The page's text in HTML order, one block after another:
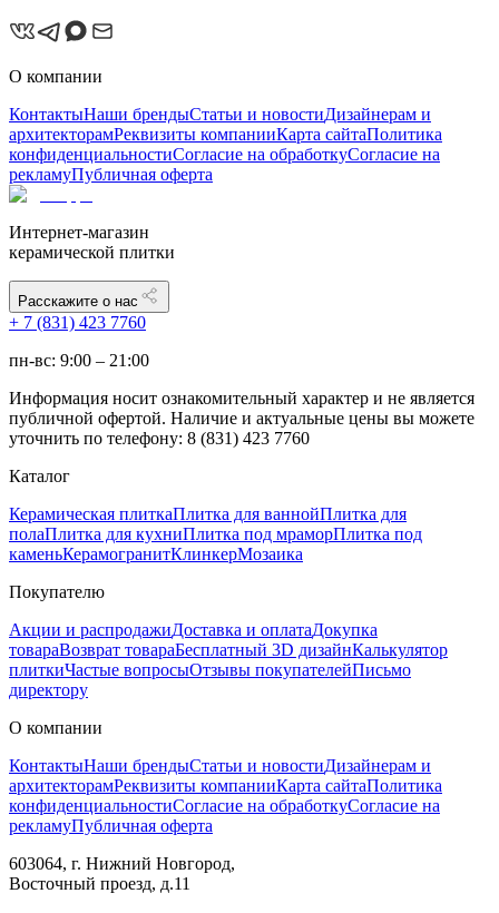
О компании
КонтактыНаши брендыСтатьи и новостиДизайнерам и
архитекторамРеквизиты компанииКарта сайтаПолитика
конфиденциальностиСогласие на обработкуСогласие на
рекламуПубличная оферта
Интернет-магазин
керамической плитки
Расскажите о нас
+ 7 (831) 423 7760
пн-вс: 9:00 – 21:00
Информация носит ознакомительный характер и не является
публичной офертой. Наличие и актуальные цены вы можете
уточнить по телефону: 8 (831) 423 7760
Каталог
Керамическая плиткаПлитка для ваннойПлитка для
полаПлитка для кухниПлитка под мраморПлитка под
каменьКерамогранитКлинкерМозаика
Покупателю
Акции и распродажиДоставка и оплатаДокупка
товараВозврат товараБесплатный 3D дизайнКалькулятор
плиткиЧастые вопросыОтзывы покупателейПисьмо
директору
О компании
КонтактыНаши брендыСтатьи и новостиДизайнерам и
архитекторамРеквизиты компанииКарта сайтаПолитика
конфиденциальностиСогласие на обработкуСогласие на
рекламуПубличная оферта
603064, г. Нижний Новгород,
Восточный проезд, д.11